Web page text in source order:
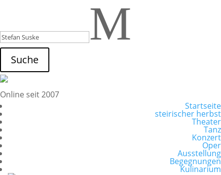
M
Suche
Online seit 2007
Startseite
steirischer herbst
Theater
Tanz
Konzert
Oper
Ausstellung
Begegnungen
Kulinarium